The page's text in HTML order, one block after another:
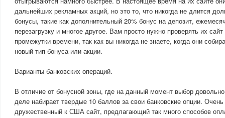
дальнейших рекламных акций, но это то, что никогда не длится
бонусы, такие как дополнительный 20% бонус на депозит,
перезагрузку и многое другое. Вам просто нужно проверять их
промежутки времени, так как вы никогда не знаете, когда они
новый тип бонуса или акции.
Варианты банковских операций.
В отличие от бонусной зоны, где на данный момент выбор
деле набирает твердые 10 баллов за свои банковские опции.
дружественный к США сайт, предлагающий так много способов